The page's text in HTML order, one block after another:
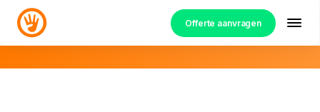
Offerte aanvragen